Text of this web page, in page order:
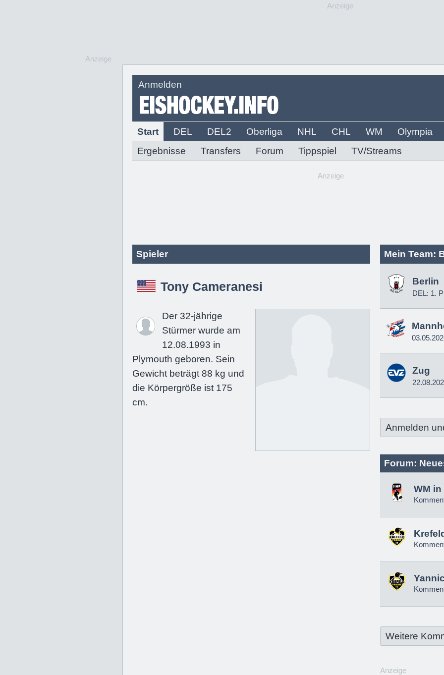
Anzeige
Anmelden
Start DEL DEL2 Oberliga NHL CHL WM
Olympia
Ergebnisse
Transfers Forum Tippspiel TV/Streams
Anzeige
Anzeige
Spieler
Tony Cameranesi
Der 32-jährige
Stürmer wurde am
12.08.1993 in
Plymouth geboren. Sein
Gewicht beträgt 88 kg und
die Körpergröße ist 175
cm.
Mein Team:
Berlin
DEL: 1.
Zug
Anmelden
Forum:
WM
Weitere
Anzeige